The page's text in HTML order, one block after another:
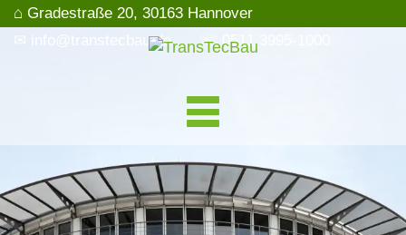
⌂ Gradestraße 20, 30163 Hannover
✉ info@transtecbau.de
☏ 0511 3995-1000